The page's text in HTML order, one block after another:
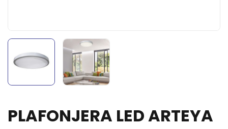
PLAFONJERA LED ARTEYA